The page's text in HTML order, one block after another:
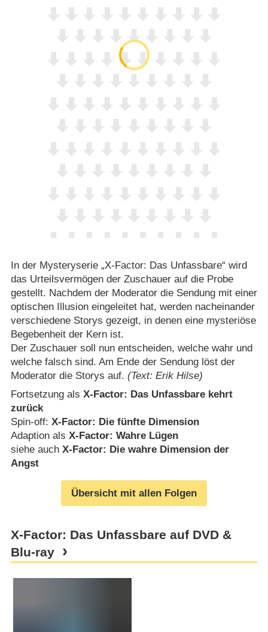
In der Mysteryserie „X-Factor: Das Unfassbare“ wird
das Urteilsvermögen der Zuschauer auf die Probe
gestellt. Nachdem der Moderator die Sendung mit einer
optischen Illusion eingeleitet hat, werden nacheinander
verschiedene Storys gezeigt, in denen eine mysteriöse
Begebenheit der Kern ist.
Der Zuschauer soll nun entscheiden, welche wahr und
welche falsch sind. Am Ende der Sendung löst der
Moderator die Storys auf. (Text: Erik Hilse)
Fortsetzung als X-Factor: Das Unfassbare kehrt
zurück
Spin-off: X-Factor: Die fünfte Dimension
Adaption als X-Factor: Wahre Lügen
siehe auch X-Factor: Die wahre Dimension der
Angst
Übersicht mit allen Folgen
X-Factor: Das Unfassbare auf DVD &
Blu-ray